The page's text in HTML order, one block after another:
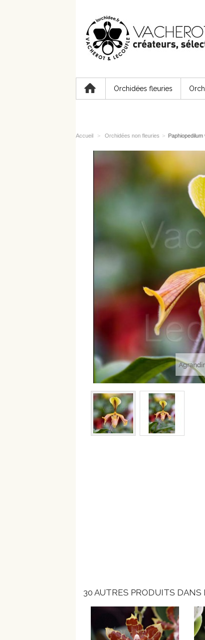
Orchidées fleuries
Accueil > Orchidées non fleuries > Paphiopedilum
30 AUTRES PRODUITS DANS